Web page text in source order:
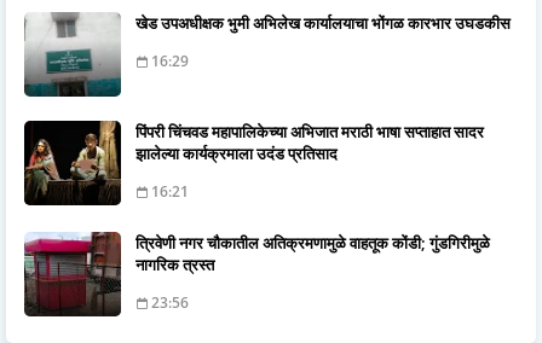
खेड उपअधीक्षक भुमी अभिलेख कार्यालयाचा भोंगळ कारभार उघडकीस
16:29
पिंपरी चिंचवड महापालिकेच्या अभिजात मराठी भाषा सप्ताहात सादर
झालेल्या कार्यक्रमाला उदंड प्रतिसाद
16:21
त्रिवेणी नगर चौकातील अतिक्रमणामुळे वाहतूक कोंडी; गुंडगिरीमुळे
नागरिक त्रस्त
23:56